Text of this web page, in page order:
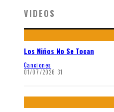
VIDEOS
Los Niños No Se Tocan
Canciones
01/07/2026 31